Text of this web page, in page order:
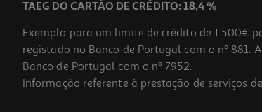
TAEG DO CARTÃO DE CRÉDITO: 18,4 %
Exemplo para um limite de crédito de 1.500€
registado no Banco de Portugal com o nº
Banco de Portugal com o nº 7952.
Informação referente à prestação de serviços